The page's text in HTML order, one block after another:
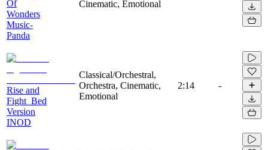
Of
Wonders
Music-
Panda
Cinematic, Emotional
Rise and
Fight_Bed
Version
INOD
Classical/Orchestral,
Orchestra, Cinematic,
Emotional
2:14 -